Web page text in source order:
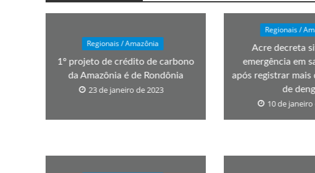
Regionais / Amazônia
1º projeto de crédito de carbono
da Amazônia é de Rondônia
23 de janeiro de 2023
Regionais /
Acre decreta
emergência em
após registrar mais
de
10 de janeiro